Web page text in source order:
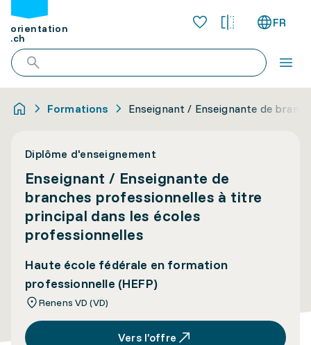
orientation
.ch
FR
Formations Enseignant / Enseignante de
Diplôme d'enseignement
Enseignant / Enseignante de
branches professionnelles à titre
principal dans les écoles
professionnelles
Haute école fédérale en formation
professionnelle (HEFP)
Renens VD (VD)
Vers l’offre